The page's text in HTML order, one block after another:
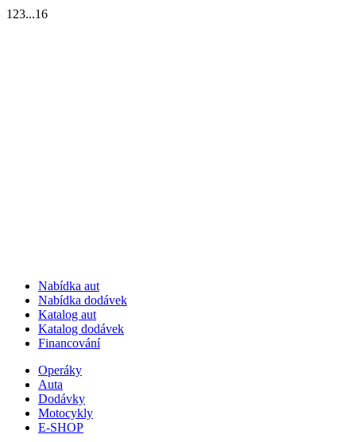
1 23...16
Nabídka aut
Nabídka dodávek
Katalog aut
Katalog dodávek
Financování
Operáky
Auta
Dodávky
Motocykly
E-SHOP